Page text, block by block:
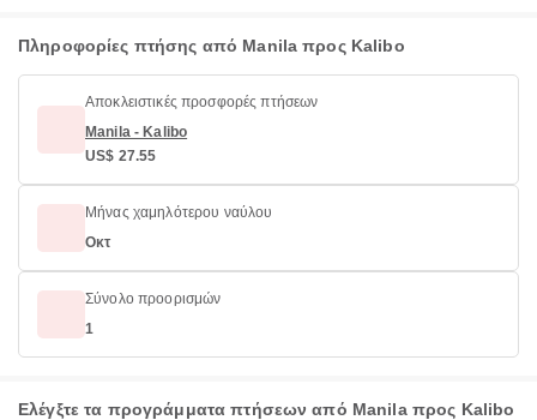
Πληροφορίες πτήσης από Manila προς Kalibo
Αποκλειστικές προσφορές πτήσεων
Manila - Kalibo
US$ 27.55
Μήνας χαμηλότερου ναύλου
Οκτ
Σύνολο προορισμών
1
Ελέγξτε τα προγράμματα πτήσεων από Manila προς Kalibo